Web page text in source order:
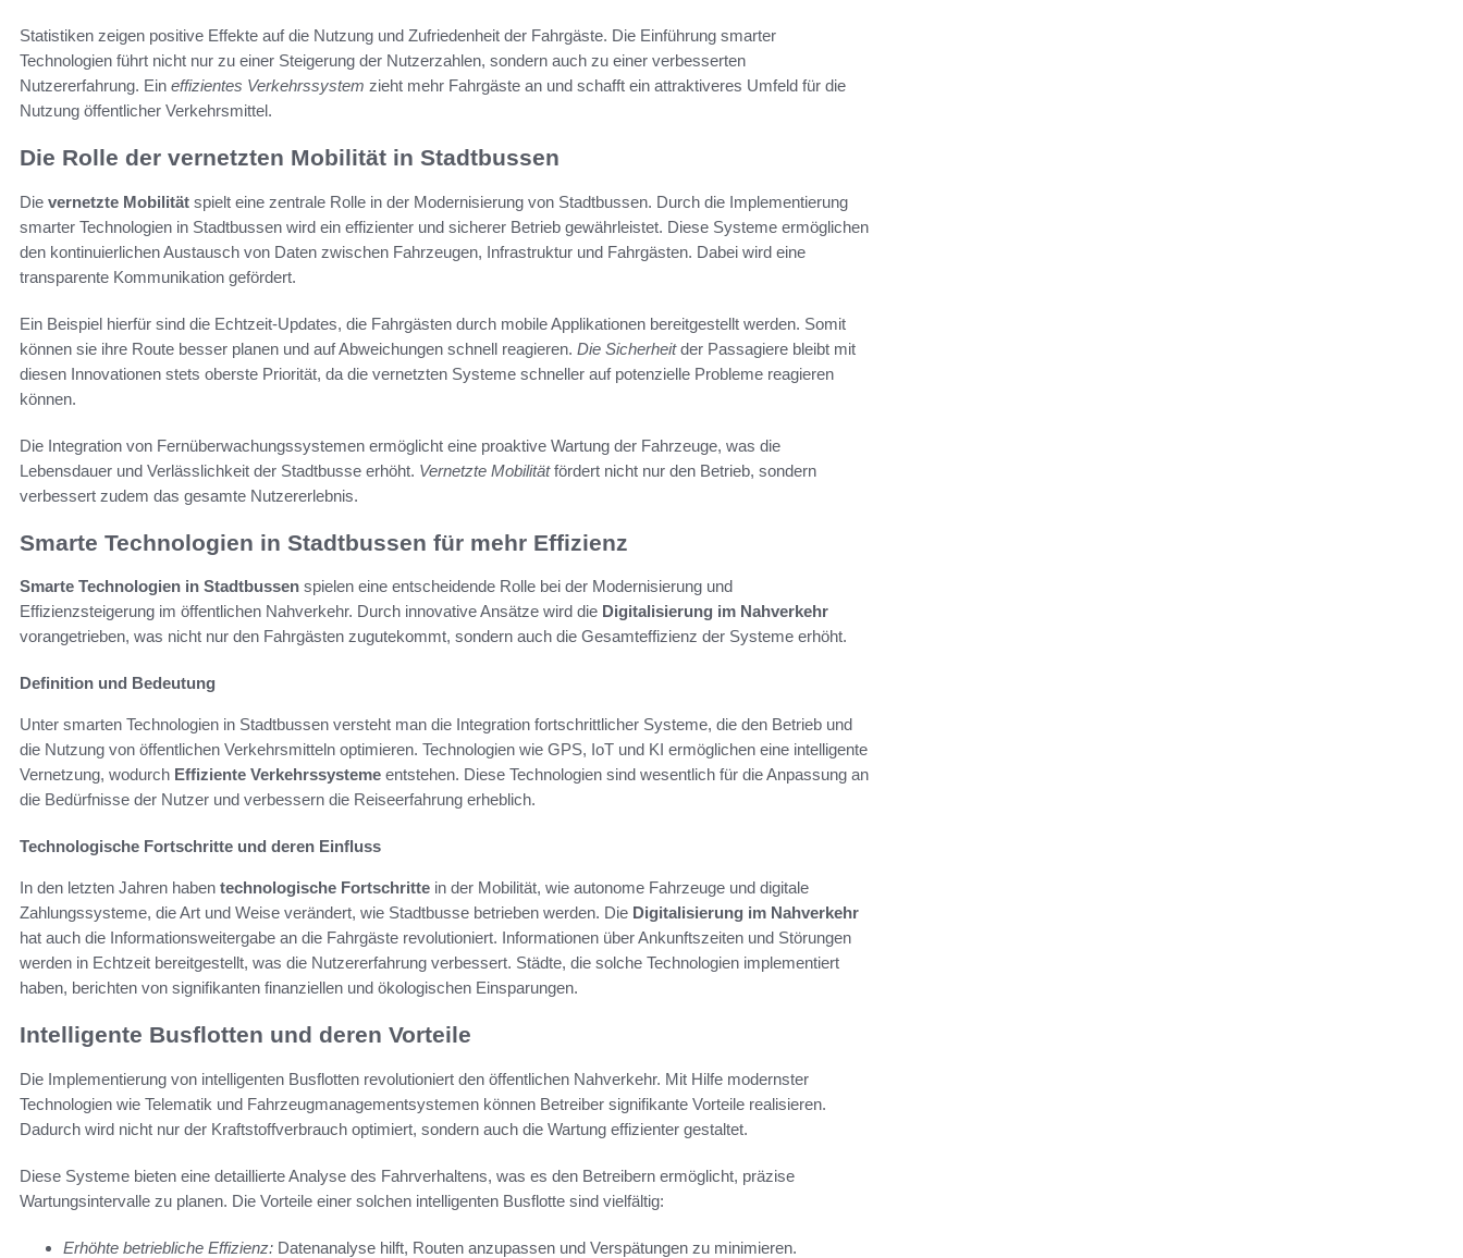
Statistiken zeigen positive Effekte auf die Nutzung und Zufriedenheit der Fahrgäste. Die Einführung smarter
Technologien führt nicht nur zu einer Steigerung der Nutzerzahlen, sondern auch zu einer verbesserten
Nutzererfahrung. Ein effizientes Verkehrssystem zieht mehr Fahrgäste an und schafft ein attraktiveres Umfeld für die
Nutzung öffentlicher Verkehrsmittel.
Die Rolle der vernetzten Mobilität in Stadtbussen
Die vernetzte Mobilität spielt eine zentrale Rolle in der Modernisierung von Stadtbussen. Durch die Implementierung
smarter Technologien in Stadtbussen wird ein effizienter und sicherer Betrieb gewährleistet. Diese Systeme ermöglichen
den kontinuierlichen Austausch von Daten zwischen Fahrzeugen, Infrastruktur und Fahrgästen. Dabei wird eine
transparente Kommunikation gefördert.
Ein Beispiel hierfür sind die Echtzeit-Updates, die Fahrgästen durch mobile Applikationen bereitgestellt werden. Somit
können sie ihre Route besser planen und auf Abweichungen schnell reagieren. Die Sicherheitder Passagiere bleibt mit
diesen Innovationen stets oberste Priorität, da die vernetzten Systeme schneller auf potenzielle Probleme reagieren
können.
Die Integration von Fernüberwachungssystemen ermöglicht eine proaktive Wartung der Fahrzeuge, was die
Lebensdauer und Verlässlichkeit der Stadtbusse erhöht. Vernetzte Mobilitätfördert nicht nur den Betrieb, sondern
verbessert zudem das gesamte Nutzererlebnis.
Smarte Technologien in Stadtbussen für mehr Effizienz
Smarte Technologien in Stadtbussen spielen eine entscheidende Rolle bei der Modernisierung und
Effizienzsteigerung im öffentlichen Nahverkehr. Durch innovative Ansätze wird die Digitalisierung im Nahverkehr
vorangetrieben, was nicht nur den Fahrgästen zugutekommt, sondern auch die Gesamteffizienz der Systeme erhöht.
Definition und Bedeutung
Unter smarten Technologien in Stadtbussen versteht man die Integration fortschrittlicher Systeme, die den Betrieb und
die Nutzung von öffentlichen Verkehrsmitteln optimieren. Technologien wie GPS, IoT und KI ermöglichen eine intelligente
Vernetzung, wodurch Effiziente Verkehrssysteme entstehen. Diese Technologien sind wesentlich für die Anpassung an
die Bedürfnisse der Nutzer und verbessern die Reiseerfahrung erheblich.
Technologische Fortschritte und deren Einfluss
In den letzten Jahren haben technologische Fortschritte in der Mobilität, wie autonome Fahrzeuge und digitale
Zahlungssysteme, die Art und Weise verändert, wie Stadtbusse betrieben werden. Die Digitalisierung im Nahverkehr
hat auch die Informationsweitergabe an die Fahrgäste revolutioniert. Informationen über Ankunftszeiten und Störungen
werden in Echtzeit bereitgestellt, was die Nutzererfahrung verbessert. Städte, die solche Technologien implementiert
haben, berichten von signifikanten finanziellen und ökologischen Einsparungen.
Intelligente Busflotten und deren Vorteile
Die Implementierung von intelligenten Busflotten revolutioniert den öffentlichen Nahverkehr. Mit Hilfe modernster
Technologien wie Telematik und Fahrzeugmanagementsystemen können Betreiber signifikante Vorteile realisieren.
Dadurch wird nicht nur der Kraftstoffverbrauch optimiert, sondern auch die Wartung effizienter gestaltet.
Diese Systeme bieten eine detaillierte Analyse des Fahrverhaltens, was es den Betreibern ermöglicht, präzise
Wartungsintervalle zu planen. Die Vorteile einer solchen intelligenten Busflotte sind vielfältig:
Erhöhte betriebliche Effizienz: Datenanalyse hilft, Routen anzupassen und Verspätungen zu minimieren.